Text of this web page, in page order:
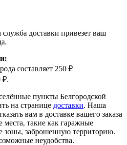
доставки привезет ваш
составляет 250 ₽
₽.
пункты Белгородской
на странице доставки. Наша
вам в доставке вашего заказа
такие как гаражные
заброшенную территорию.
неудобства.